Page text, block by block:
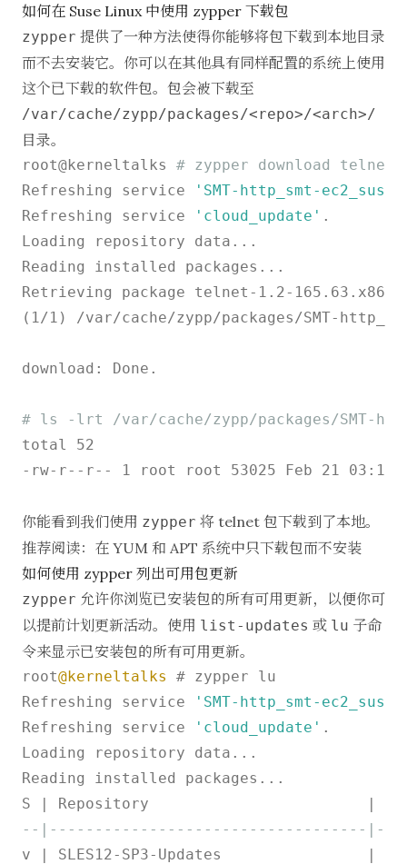
如何在 Suse Linux 中使用 zypper 下载包
zypper 提供了一种方法使得你能够将包下载到本地目录
而不去安装它。你可以在其他具有同样配置的系统上使用
这个已下载的软件包。包会被下载至
/var/cache/zypp/packages/<repo>/<arch>/
目录。
root@kerneltalks # zypper download telnet
Refreshing service
'SMT-http_smt-
Refreshing service
'cloud_update' .
Loading repository data...
Reading installed packages...
Retrieving package telnet-1.2-
(1/1) /var/cache/zypp/packages/SMT-
download: Done.
# ls -lrt /var/cache/zypp/packages/SMT-
total 52
-rw-r--r-- 1 root root 53025 Feb 21 03:17
你能看到我们使用 zypper 将 telnet 包下载到了本地。
推荐阅读： 在 YUM 和 APT 系统中只下载包而不安装
如何使用 zypper 列出可用包更新
zypper 允许你浏览已安装包的所有可用更新，以便你可
以提前计划更新活动。使用 list-updates 或 lu 子命
令来显示已安装包的所有可用更新。
root@kerneltalks
# zypper lu
Refreshing service
'SMT-http_smt-
Refreshing service
'cloud_update' .
Loading repository data...
Reading installed packages...
S
| Repository |
--|-----------------------------------
v
| SLES12- SP3- Updates |